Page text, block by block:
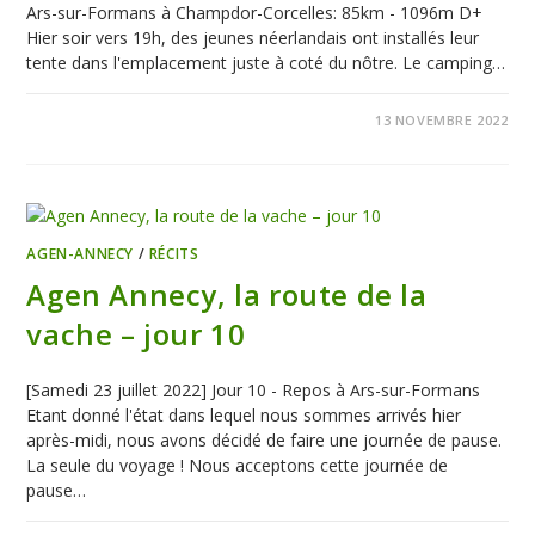
Ars-sur-Formans à Champdor-Corcelles: 85km - 1096m D+
Hier soir vers 19h, des jeunes néerlandais ont installés leur
tente dans l'emplacement juste à coté du nôtre. Le camping…
13 NOVEMBRE 2022
AGEN-ANNECY / RÉCITS
Agen Annecy, la route de la
vache – jour 10
[Samedi 23 juillet 2022] Jour 10 - Repos à Ars-sur-Formans
Etant donné l'état dans lequel nous sommes arrivés hier
après-midi, nous avons décidé de faire une journée de pause.
La seule du voyage ! Nous acceptons cette journée de
pause…